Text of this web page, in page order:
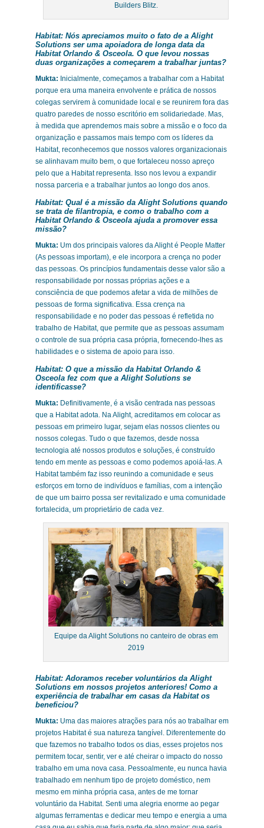
Builders Blitz.
Habitat: Nós apreciamos muito o fato de a Alight
Solutions ser uma apoiadora de longa data da
Habitat Orlando & Osceola. O que levou nossas
duas organizações a começarem a trabalhar juntas?
Mukta: Inicialmente, começamos a trabalhar com a Habitat
porque era uma maneira envolvente e prática de nossos
colegas servirem à comunidade local e se reunirem fora das
quatro paredes de nosso escritório em solidariedade. Mas,
à medida que aprendemos mais sobre a missão e o foco da
organização e passamos mais tempo com os líderes da
Habitat, reconhecemos que nossos valores organizacionais
se alinhavam muito bem, o que fortaleceu nosso apreço
pelo que a Habitat representa. Isso nos levou a expandir
nossa parceria e a trabalhar juntos ao longo dos anos.
Habitat: Qual é a missão da Alight Solutions quando
se trata de filantropia, e como o trabalho com a
Habitat Orlando & Osceola ajuda a promover essa
missão?
Mukta: Um dos principais valores da Alight é People Matter
(As pessoas importam), e ele incorpora a crença no poder
das pessoas. Os princípios fundamentais desse valor são a
responsabilidade por nossas próprias ações e a
consciência de que podemos afetar a vida de milhões de
pessoas de forma significativa. Essa crença na
responsabilidade e no poder das pessoas é refletida no
trabalho de Habitat, que permite que as pessoas assumam
o controle de sua própria casa própria, fornecendo-lhes as
habilidades e o sistema de apoio para isso.
Habitat: O que a missão da Habitat Orlando &
Osceola fez com que a Alight Solutions se
identificasse?
Mukta: Definitivamente, é a visão centrada nas pessoas
que a Habitat adota. Na Alight, acreditamos em colocar as
pessoas em primeiro lugar, sejam elas nossos clientes ou
nossos colegas. Tudo o que fazemos, desde nossa
tecnologia até nossos produtos e soluções, é construído
tendo em mente as pessoas e como podemos apoiá-las. A
Habitat também faz isso reunindo a comunidade e seus
esforços em torno de indivíduos e famílias, com a intenção
de que um bairro possa ser revitalizado e uma comunidade
fortalecida, um proprietário de cada vez.
Equipe da Alight Solutions no canteiro de obras em
2019
Habitat: Adoramos receber voluntários da Alight
Solutions em nossos projetos anteriores! Como a
experiência de trabalhar em casas da Habitat os
beneficiou?
Mukta: Uma das maiores atrações para nós ao trabalhar em
projetos Habitat é sua natureza tangível. Diferentemente do
que fazemos no trabalho todos os dias, esses projetos nos
permitem tocar, sentir, ver e até cheirar o impacto do nosso
trabalho em uma nova casa. Pessoalmente, eu nunca havia
trabalhado em nenhum tipo de projeto doméstico, nem
mesmo em minha própria casa, antes de me tornar
voluntário da Habitat. Senti uma alegria enorme ao pegar
algumas ferramentas e dedicar meu tempo e energia a uma